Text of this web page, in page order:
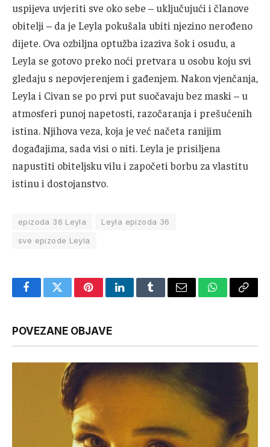
uspijeva uvjeriti sve oko sebe – uključujući i članove
obitelji – da je Leyla pokušala ubiti njezino nerođeno
dijete. Ova ozbiljna optužba izaziva šok i osudu, a
Leyla se gotovo preko noći pretvara u osobu koju svi
gledaju s nepovjerenjem i gađenjem. Nakon vjenčanja,
Leyla i Civan se po prvi put suočavaju bez maski – u
atmosferi punoj napetosti, razočaranja i prešućenih
istina. Njihova veza, koja je već načeta ranijim
događajima, sada visi o niti. Leyla je prisiljena
napustiti obiteljsku vilu i započeti borbu za vlastitu
istinu i dostojanstvo.
epizoda 36 Leyla
Leyla epizoda 36
sve epizode Leyla
FacebookTwitterPinterestLinkedInTumblrEmail WhatsApp
Copy
POVEZANE OBJAVE